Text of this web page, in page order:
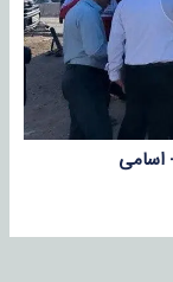
اسامی